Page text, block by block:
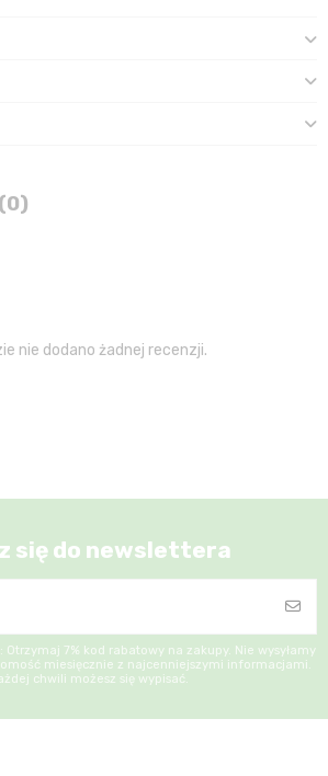
nie dodano żadnej recenzji.
się do newslettera
Otrzymaj 7% kod rabatowy na zakupy. Nie wysyłamy
miesięcznie z najcenniejszymi informacjami.
chwili możesz się wypisać.